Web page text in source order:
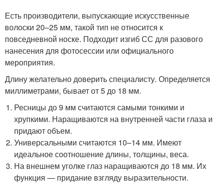
Есть производители, выпускающие искусственные
волоски 20–25 мм, такой тип не относится к
повседневной носке. Подходит изгиб СС для разового
нанесения для фотосессии или официального
мероприятия.
Длину желательно доверить специалисту. Определяется
миллиметрами, бывает от 5 до 18 мм.
Ресницы до 9 мм считаются самыми тонкими и
хрупкими. Наращиваются на внутренней части глаза и
придают объем.
Универсальными считаются 10–14 мм. Имеют
идеальное соотношение длины, толщины, веса.
На внешнем уголке глаз наращиваются до 18 мм. Их
функция — придание взгляду выразительности.